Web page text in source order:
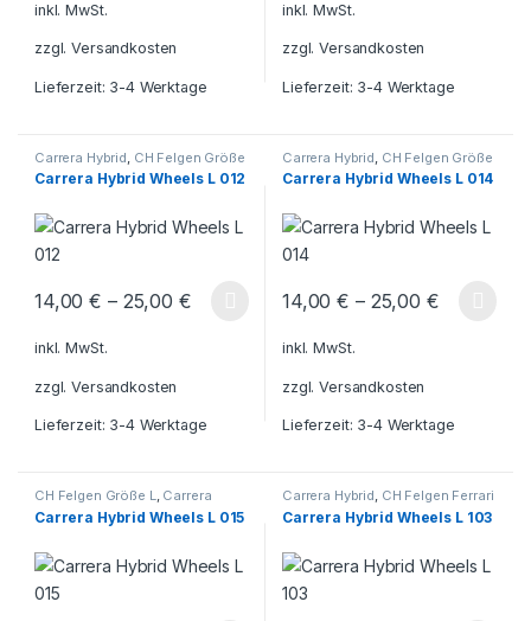
inkl. MwSt.
zzgl.Versandkosten
Lieferzeit: 3-4 Werktage
inkl. MwSt.
zzgl.Versandkosten
Lieferzeit: 3-4 Werktage
Carrera Hybrid CH Felgen Größe
L
Carrera Hybrid Wheels L 012
14,00€ – 25,00 €
Dieses Produkt weist mehrere Varianten auf. Die Optionen
inkl. MwSt.
zzgl.Versandkosten
Lieferzeit: 3-4 Werktage
Carrera Hybrid CH Felgen Größe
L, Carrera Hybrid Porsche
Carrera Hybrid Wheels L 014
14,00€ – 25,00 €
Dieses Produkt weist mehrere
inkl. MwSt.
zzgl.Versandkosten
Lieferzeit: 3-4 Werktage
CH Felgen Größe L, Carrera
Hybrid Porsche, Carrera Hybrid
Carrera Hybrid Wheels L 015
Carrera Hybrid, CH Felgen Ferrari
L, Carrera Hybrid BMW ,Carrera
Hybrid Mustang,CH Felgen BMW
Carrera Hybrid Wheels L 103